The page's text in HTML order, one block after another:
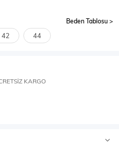
Beden Tablosu
42 44
KARGO